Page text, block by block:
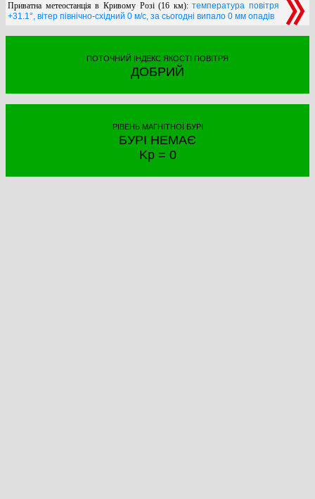
Приватна метеостанція в Кривому Розі (16 км):температура повітря
+31.1°, вітер північно-східний 0 м/с, за сьогодні випало 0 мм опадів
ПОТОЧНИЙ ІНДЕКС ЯКОСТІ ПОВІТРЯ
ДОБРИЙ
РІВЕНЬ МАГНІТНОЇ БУРІ
БУРІ НЕМАЄ
Kp = 0